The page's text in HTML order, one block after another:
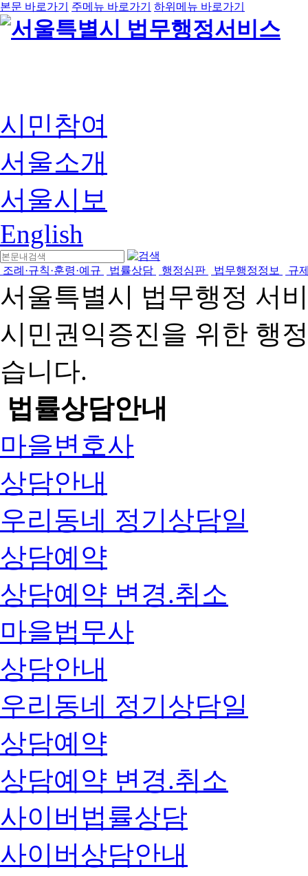
본문 바로가기 주메뉴 바로가기 하위메뉴 바로가기
시민참여
서울소개
서울시보
English
조례·규칙·훈령·예규 법률상담 행정심판 법무행정정보 규
서울특별시 법무행정 서
시민권익증진을 위한 행
습니다.
법률상담안내
마을변호사
상담안내
우리동네 정기상담일
상담예약
상담예약 변경.취소
마을법무사
상담안내
우리동네 정기상담일
상담예약
상담예약 변경.취소
사이버법률상담
사이버상담안내